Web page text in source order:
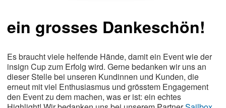
ein grosses Dankeschön!
Es braucht viele helfende Hände, damit ein Event wie der
insign Cup zum Erfolg wird. Gerne bedanken wir uns an
dieser Stelle bei unseren Kundinnen und Kunden, die
erneut mit viel Enthusiasmus und grösstem Engagement
den Event zu dem machen, was er ist: ein echtes